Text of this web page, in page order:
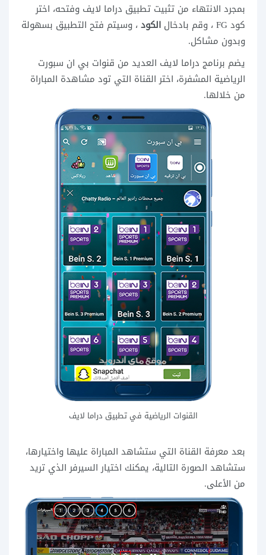
بمجرد الانتهاء من تثبيت تطبيق دراما لايف وفتحه، اختر
كود FG ، وقم بادخال
الكود، وسيتم فتح التطبيق بسهولة
وبدون مشاكل.
يضم برنامج دراما لايف العديد من قنوات بي ان سبورت
الرياضية المشفرة، اختر القناة التي تود مشاهدة المباراة
من خلالها.
القنوات الرياضية في تطبيق دراما لايف
بعد معرفة القناة التي ستشاهد المباراة عليها واختيارها،
ستشاهد الصورة التالية، يمكنك اختيار السيرفر الذي تريد
من الأعلى.